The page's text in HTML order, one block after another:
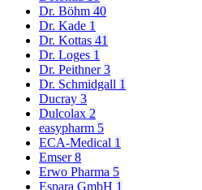
Dr. Böhm 40
Dr. Kade 1
Dr. Kottas 41
Dr. Loges 1
Dr. Peithner3
Dr. Schmidgall 1
Ducray 3
Dulcolax 2
easypharm 5
ECA-Medical 1
Emser8
Erwo Pharma 5
Espara GmbH 1